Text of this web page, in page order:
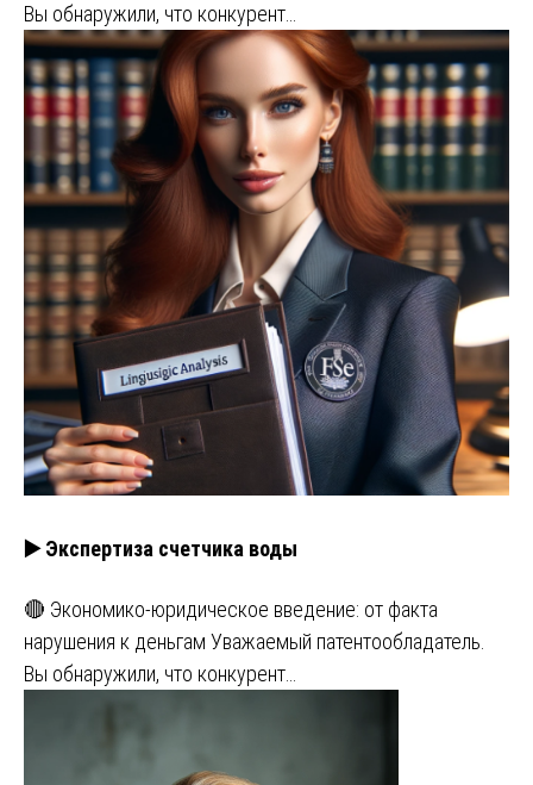
Вы обнаружили, что конкурент…
▶️ Экспертиза счетчика воды
🔴 Экономико-юридическое введение: от факта
нарушения к деньгам Уважаемый патентообладатель.
Вы обнаружили, что конкурент…